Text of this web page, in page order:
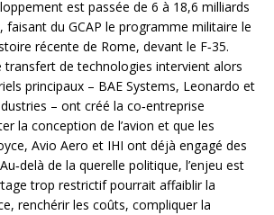
est passée de 6 à 18,6 milliards
faisant du GCAP le programme militaire le
récente de Rome, devant le F‑35.
transfert de technologies intervient alors
principaux – BAE Systems, Leonardo et
– ont créé la co‑entreprise
la conception de l’avion et que les
Avio Aero et IHI ont déjà engagé des
de la querelle politique, l’enjeu est
trop restrictif pourrait affaiblir la
renchérir les coûts, compliquer la